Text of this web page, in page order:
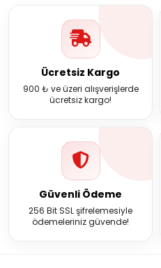
Ücretsiz Kargo
900 ₺ ve üzeri alışverişlerde
ücretsiz kargo!
Güvenli Ödeme
256 Bit SSL şifrelemesiyle
ödemeleriniz güvende!